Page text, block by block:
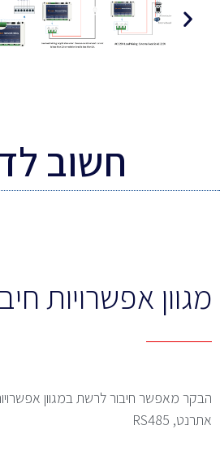
חשוב
מגוון אפשרויות
אתרנט, RS485